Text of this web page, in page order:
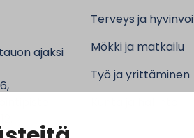
ajaksi
Terveys ja
Mökki ja matkailu
Työ ja yrittäminen